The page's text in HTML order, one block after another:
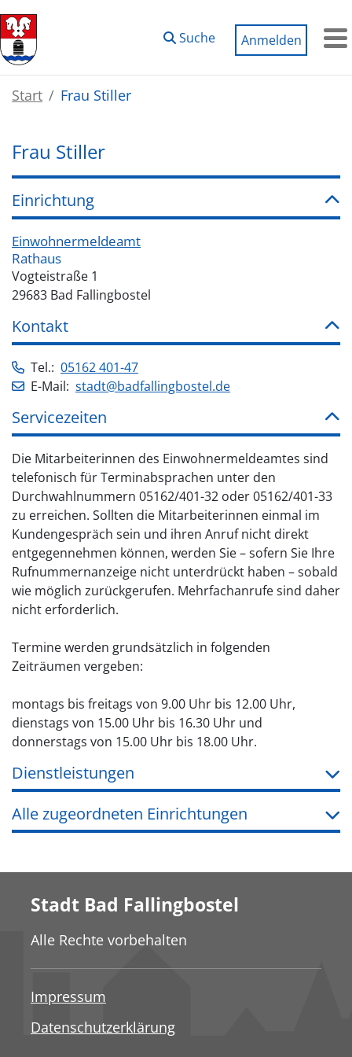
Zum Hauptinhalt springen
Suche
Anmelden
Start Frau Stiller
Frau Stiller
Einrichtung
Einwohnermeldeamt
Rathaus
Vogteistraße 1
29683 Bad Fallingbostel
Kontakt
Tel.: 05162 401-47
E-Mail: stadt@badfallingbostel.de
Servicezeiten
Die Mitarbeiterinnen des Einwohnermeldeamtes sind
telefonisch für Terminabsprachen unter den
Durchwahlnummern 05162/401-32 oder 05162/401-33
zu erreichen. Sollten die Mitarbeiterinnen einmal im
Kundengespräch sein und ihren Anruf nicht direkt
entgegennehmen können, werden Sie – sofern Sie Ihre
Rufnummernanzeige nicht unterdrückt haben – sobald
wie möglich zurückgerufen. Mehrfachanrufe sind daher
nicht erforderlich.
Termine werden grundsätzlich in folgenden
Zeiträumen vergeben:
montags bis freitags von 9.00 Uhr bis 12.00 Uhr,
dienstags von 15.00 Uhr bis 16.30 Uhr und
donnerstags von 15.00 Uhr bis 18.00 Uhr.
Dienstleistungen
Alle zugeordneten Einrichtungen
Stadt Bad Fallingbostel
Alle Rechte vorbehalten
Impressum
Datenschutzerklärung